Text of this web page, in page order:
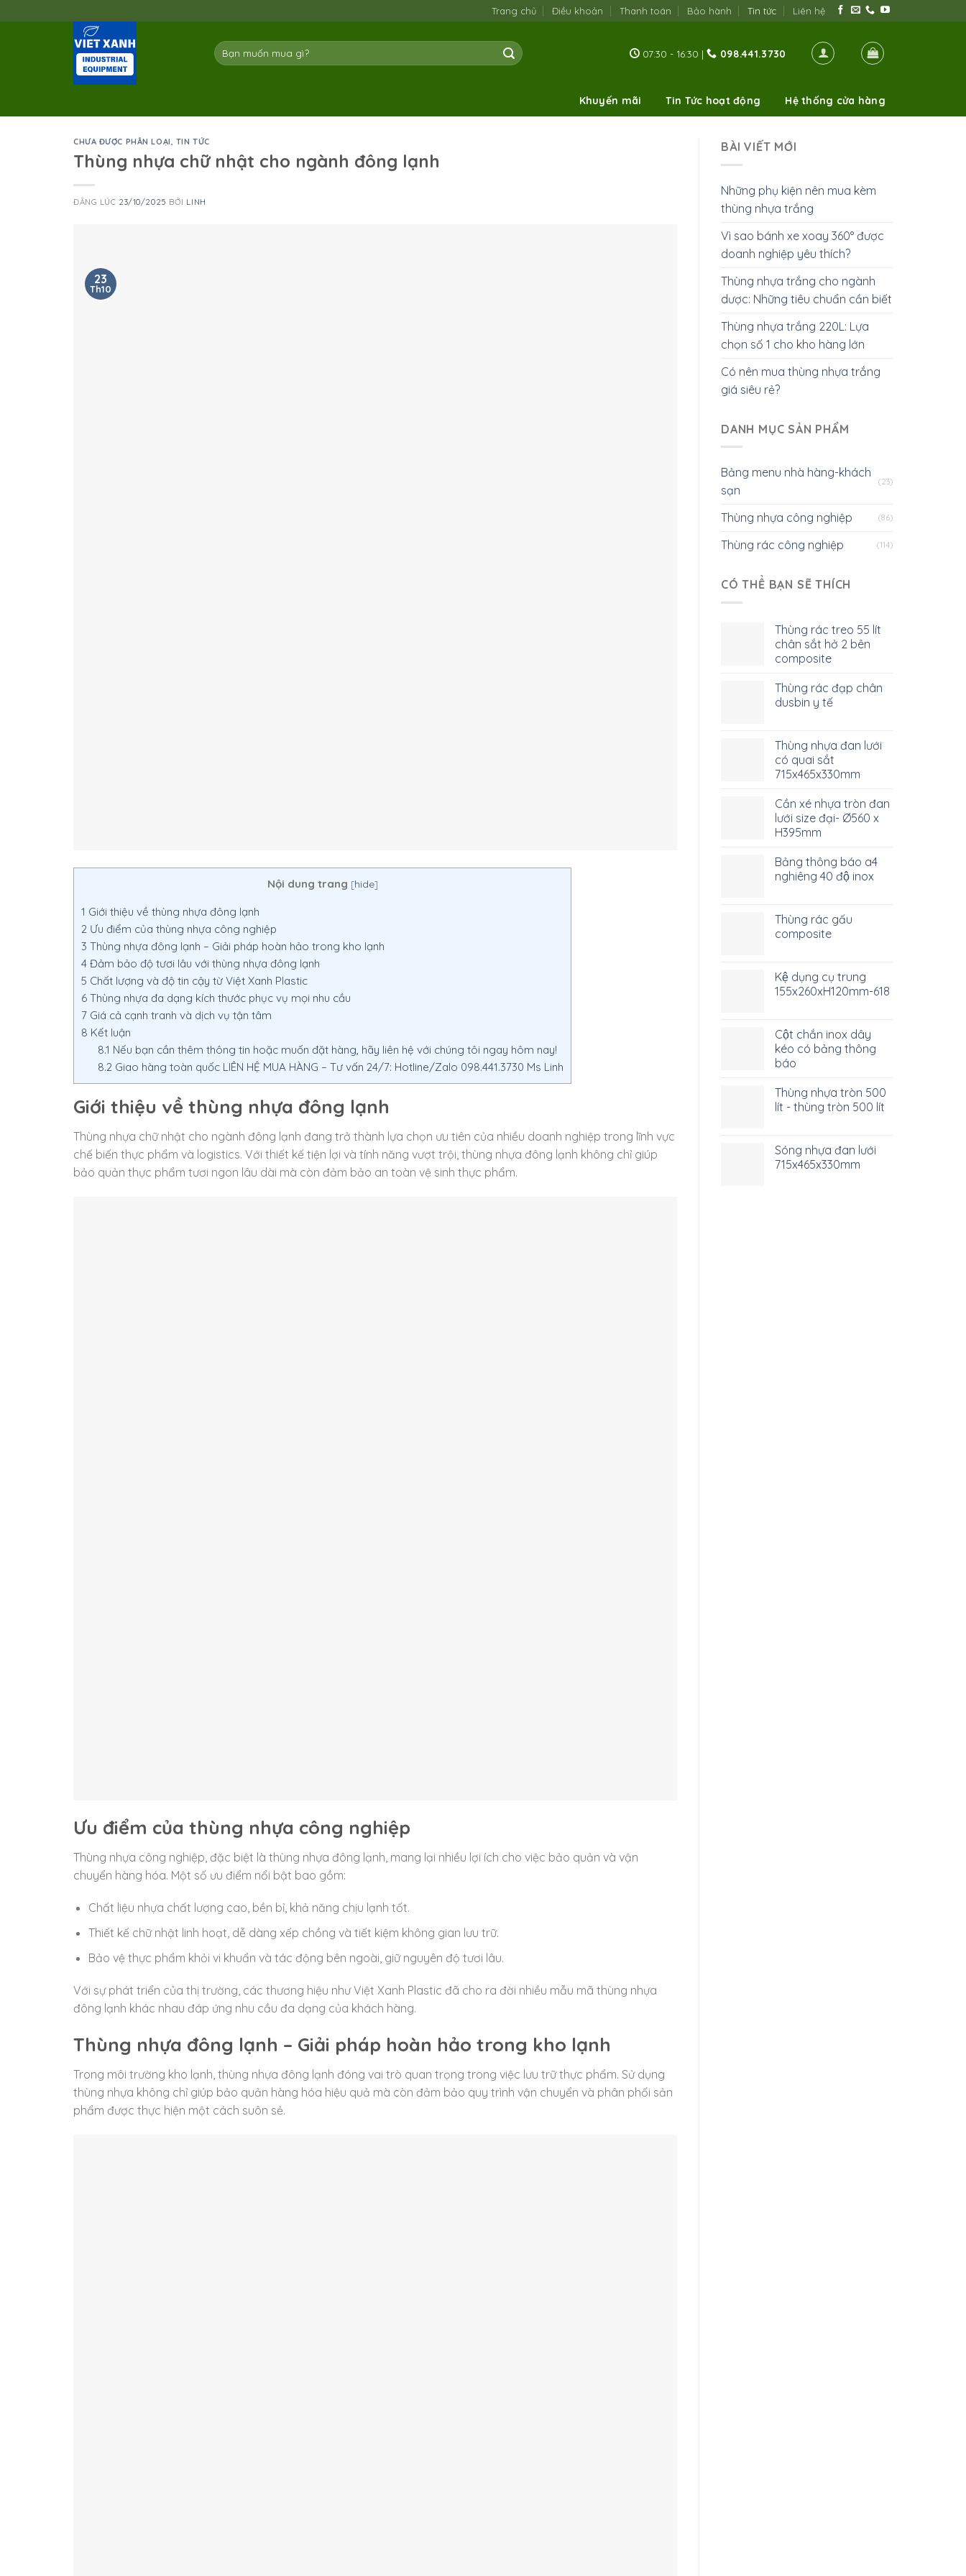
to
Trang chủ Điều khoản Thanh toán Bảo hành Tin tức Liên hệ
Tìm
kiếm:
07:30 - 16:30 | 098.441.3730
Khuyến mãi Tin Tức hoạt động Hệ thống cửa hàng
CHƯA ĐƯỢC PHÂN LOẠI, TIN TỨC
Thùng nhựa chữ nhật cho ngành đông lạnh
ĐĂNG LÚC 23/10/2025 BỞI LINH
23
Th10
Nội dung trang [hide]
1 Giới thiệu về thùng nhựa đông lạnh
2 Ưu điểm của thùng nhựa công nghiệp
3 Thùng nhựa đông lạnh – Giải pháp hoàn hảo trong kho lạnh
4 Đảm bảo độ tươi lâu với thùng nhựa đông lạnh
5 Chất lượng và độ tin cậy từ Việt Xanh Plastic
6 Thùng nhựa đa dạng kích thước phục vụ mọi nhu cầu
7 Giá cả cạnh tranh và dịch vụ tận tâm
8 Kết luận
8.1 Nếu bạn cần thêm thông tin hoặc muốn đặt hàng, hãy liên hệ với chúng tôi ngay hôm nay!
8.2Giao hàng toàn quốc LIÊN HỆ MUA HÀNG – Tư vấn 24/7: Hotline/Zalo 098.441.3730 Ms Linh
Giới thiệu về thùng nhựa đông lạnh
Thùng nhựa chữ nhật cho ngành đông lạnh đang trở thành lựa chọn ưu tiên của nhiều doanh nghiệp trong lĩnh vực
chế biến thực phẩm và logistics. Với thiết kế tiện lợi và tính năng vượt trội, thùng nhựa đông lạnh không chỉ giúp
bảo quản thực phẩm tươi ngon lâu dài mà còn đảm bảo an toàn vệ sinh thực phẩm.
Ưu điểm của thùng nhựa công nghiệp
Thùng nhựa công nghiệp, đặc biệt là thùng nhựa đông lạnh, mang lại nhiều lợi ích cho việc bảo quản và vận
chuyển hàng hóa. Một số ưu điểm nổi bật bao gồm:
Chất liệu nhựa chất lượng cao, bền bỉ, khả năng chịu lạnh tốt.
Thiết kế chữ nhật linh hoạt, dễ dàng xếp chồng và tiết kiệm không gian lưu trữ.
Bảo vệ thực phẩm khỏi vi khuẩn và tác động bên ngoài, giữ nguyên độ tươi lâu.
Với sự phát triển của thị trường, các thương hiệu như Việt Xanh Plastic đã cho ra đời nhiều mẫu mã thùng nhựa
đông lạnh khác nhau đáp ứng nhu cầu đa dạng của khách hàng.
Thùng nhựa đông lạnh – Giải pháp hoàn hảo trong kho lạnh
Trong môi trường kho lạnh, thùng nhựa đông lạnh đóng vai trò quan trọng trong việc lưu trữ thực phẩm. Sử dụng
thùng nhựa không chỉ giúp bảo quản hàng hóa hiệu quả mà còn đảm bảo quy trình vận chuyển và phân phối sản
phẩm được thực hiện một cách suôn sẻ.
BÀI VIẾT MỚI
Những phụ kiện nên mua kèm
thùng nhựa trắng
Vì sao bánh xe xoay 360° được
doanh nghiệp yêu thích?
Thùng nhựa trắng cho ngành
dược: Những tiêu chuẩn cần biết
Thùng nhựa trắng 220L: Lựa
chọn số 1 cho kho hàng lớn
Có nên mua thùng nhựa trắng
giá siêu rẻ?
DANH MỤC SẢN PHẨM
Bảng menu nhà hàng-khách
sạn
(23)
Thùng nhựa công nghiệp (86)
Thùng rác công nghiệp (114)
CÓ THỂ BẠN SẼ THÍCH
Thùng rác treo 55 lít
chân sắt hở 2 bên
composite
Thùng rác đạp chân
dusbin y tế
Thùng nhựa đan lưới
có quai sắt
715x465x330mm
Cần xé nhựa tròn đan
lưới size đại- Ø560 x
H395mm
Bảng thông báo a4
nghiêng 40 độ inox
Thùng rác gấu
composite
Kệ dụng cụ trung
155x260xH120mm-618
Cột chắn inox dây
kéo có bảng thông
báo
Thùng nhựa tròn 500
lít - thùng tròn 500 lít
Sóng nhựa đan lưới
715x465x330mm